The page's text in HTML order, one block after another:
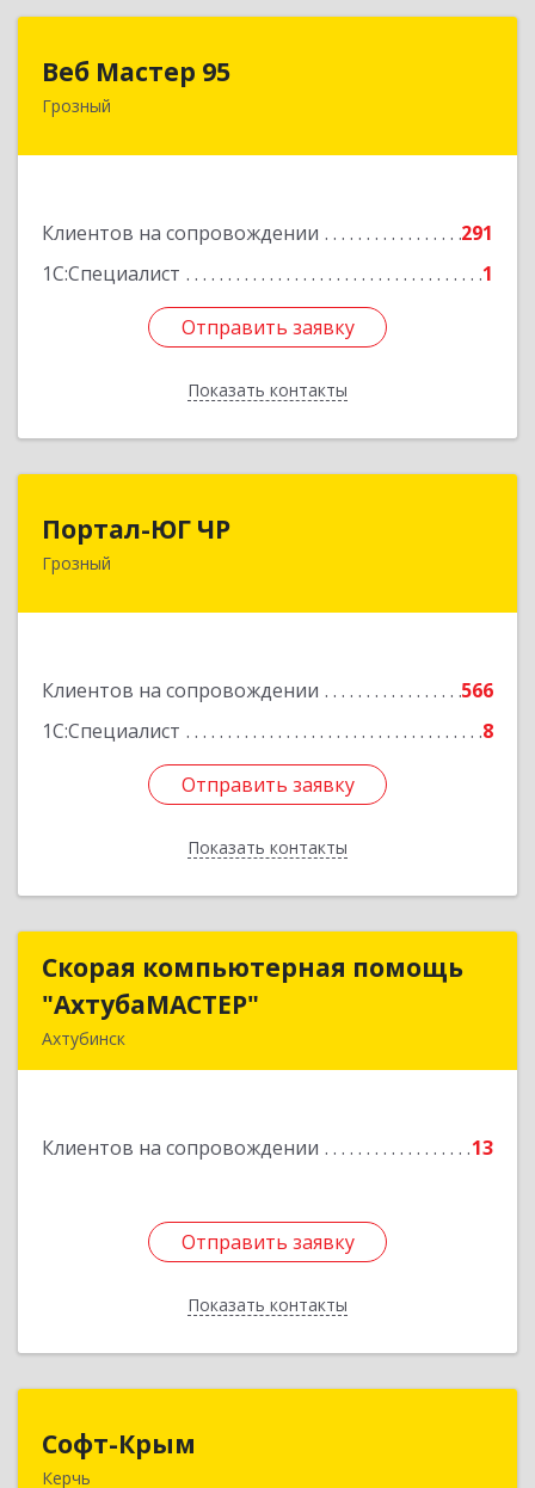
Веб Мастер 95
Грозный
Клиентов на сопровождении
291
1С:Специалист
1
Отправить заявку
Показать контакты
Подробнее
Отправить заявку
Назад
Портал-ЮГ ЧР
Грозный
Клиентов на сопровождении
566
1С:Специалист
8
Отправить заявку
Показать контакты
364906, Чеченская Респ, Грозный г, Путина пр-
Отправить заявку
Назад
Скорая компьютерная помощь
"АхтубаМАСТЕР"
Ахтубинск
Клиентов на сопровождении 13
Отправить заявку
Показать контакты
Скорая компьютерная помощь
Подробнее
Отправить заявку
Назад
Софт-Крым
Керчь
Республика Калмыкия, г. Элиста, ул. Губаревича,